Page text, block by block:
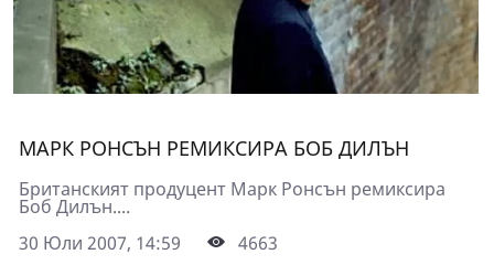
МАРК РОНСЪН РЕМИКСИРА БОБ ДИЛЪН
Британският продуцент Марк Ронсън ремиксира
Боб Дилън....
30 Юли 2007, 14:59
4663